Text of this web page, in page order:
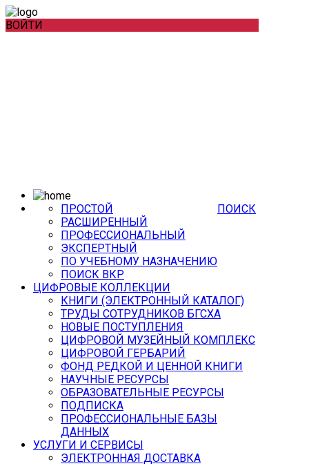
ВОЙТИ
ПОИСК
ПРОСТОЙ
РАСШИРЕННЫЙ
ПРОФЕССИОНАЛЬНЫЙ
ЭКСПЕРТНЫЙ
ПО УЧЕБНОМУ НАЗНАЧЕНИЮ
ПОИСК ВКР
ЦИФРОВЫЕ КОЛЛЕКЦИИ
КНИГИ (ЭЛЕКТРОННЫЙ КАТАЛОГ)
ТРУДЫ СОТРУДНИКОВ БГСХА
НОВЫЕ ПОСТУПЛЕНИЯ
ЦИФРОВОЙ МУЗЕЙНЫЙ КОМПЛЕКС
ЦИФРОВОЙ ГЕРБАРИЙ
ФОНД РЕДКОЙ И ЦЕННОЙ КНИГИ
НАУЧНЫЕ РЕСУРСЫ
ОБРАЗОВАТЕЛЬНЫЕ РЕСУРСЫ
ПОДПИСКА
ПРОФЕССИОНАЛЬНЫЕ БАЗЫ
ДАННЫХ
УСЛУГИ И СЕРВИСЫ
ЭЛЕКТРОННАЯ ДОСТАВКА